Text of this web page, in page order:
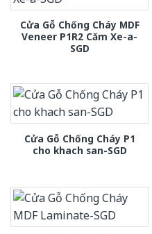
Cửa Gỗ Chống Cháy MDF
Veneer P1R2 Căm Xe-a-
SGD
Cửa Gỗ Chống Cháy P1
cho khach san-SGD